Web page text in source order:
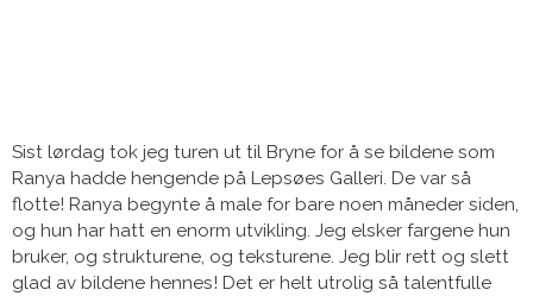
Sist lørdag tok jeg turen ut til Bryne for å se bildene som
Ranya hadde hengende på Lepsøes Galleri. De var så
flotte! Ranya begynte å male for bare noen måneder siden,
og hun har hatt en enorm utvikling. Jeg elsker fargene hun
bruker, og strukturene, og teksturene. Jeg blir rett og slett
glad av bildene hennes! Det er helt utrolig så talentfulle